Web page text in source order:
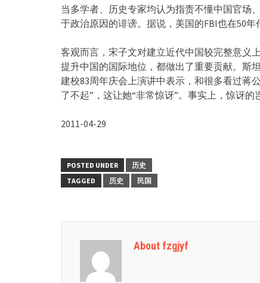
当多学者、历史专家均认为指责不懂中国官场
于政治原因的诽谤。据说，美国的FBI也在50
客观而言，宋子文对建立近代中国较完整意义
提升中国的国际地位，都做出了重要贡献。斯
建校83周年庆会上演讲中表示，和很多看过蒋
了不起”，这让她“非常惊讶”。事实上，惊讶的
2011-04-29
POSTED UNDER
历史
TAGGED
历史 民国
About fzgjyf